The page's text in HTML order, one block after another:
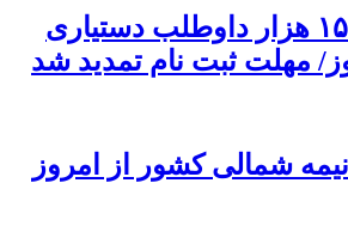
ثبت‌نام بیش از ۱۵ هزار داوطلب دستیاری
مهلت ثبت نام تمدید شد
شمالی کشور از امروز